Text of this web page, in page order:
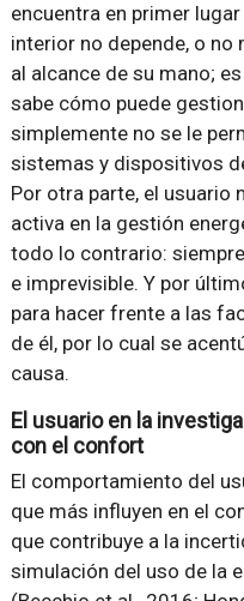
encuentra en primer
interior no depende, o
al alcance de su mano;
sabe cómo puede
simplemente no se le
sistemas y dispositivos
Por otra parte, el usuario
activa en la gestión
todo lo contrario:
e imprevisible. Y por
para hacer frente a las
de él, por lo cual se
causa.
El usuario en la
con el confort
El comportamiento del
que más influyen en el
que contribuye a la
simulación del uso de la